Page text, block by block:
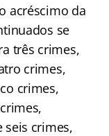
acréscimo da
se
três crimes,
crimes,
crimes,
seis crimes,